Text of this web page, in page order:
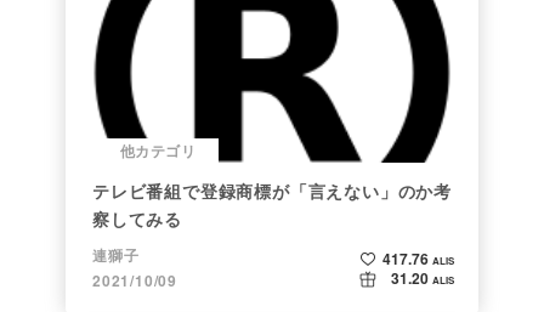
他カテゴリ
テレビ番組で登録商標が「言えない」のか考
察してみる
連獅子
2021/10/09
417.76 ALIS
31.20 ALIS